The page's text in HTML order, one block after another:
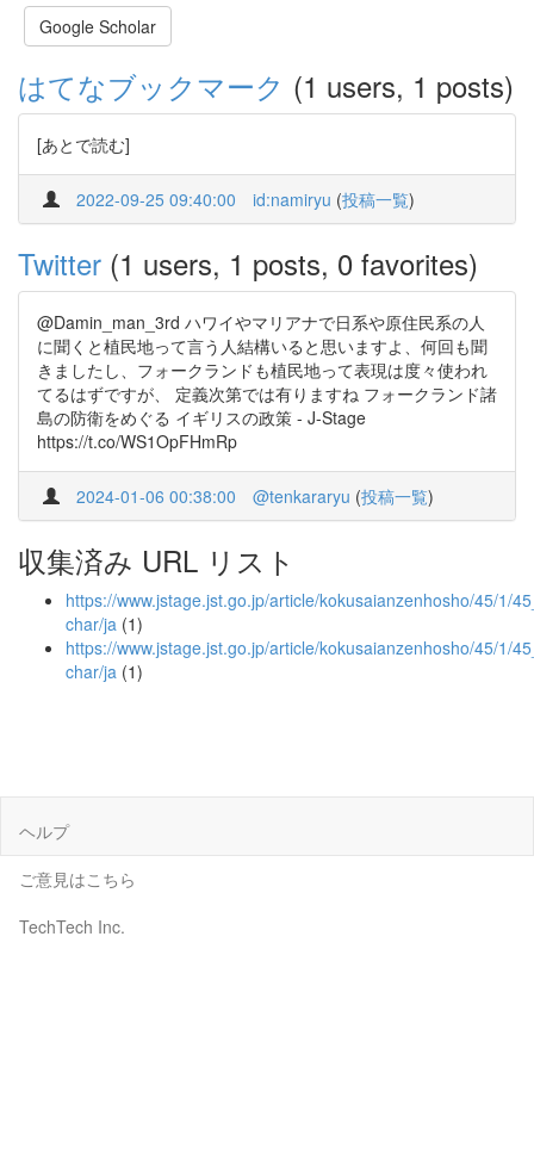
Google Scholar
はてなブックマーク (1 users, 1 posts)
[あとで読む]
2022-09-25 09:40:00 id:namiryu (投稿一覧)
Twitter (1 users, 1 posts, 0 favorites)
@Damin_man_3rd ハワイやマリアナで日系や原住民系の人
に聞くと植民地って言う人結構いると思いますよ、何回も聞
きましたし、フォークランドも植民地って表現は度々使われ
てるはずですが、 定義次第では有りますね フォークランド諸
島の防衛をめぐる イギリスの政策 - J-Stage
https://t.co/WS1OpFHmRp
2024-01-06 00:38:00 @tenkararyu (投稿一覧)
収集済み URL リスト
https://www.jstage.jst.go.jp/article/kokusaianzenhosho/45/1/
char/ja (1)
https://www.jstage.jst.go.jp/article/kokusaianzenhosho/45/1/
char/ja (1)
ヘルプ
ご意見はこちら
TechTech Inc.